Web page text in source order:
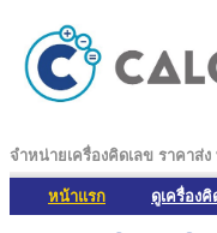
จำหน่ายเครื่องคิดเลข ราคาส่
หน้าแรก ดูเครื่อง